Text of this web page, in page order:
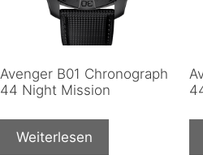
Avenger B01 Chronograph
44 Night Mission
Weiterlesen